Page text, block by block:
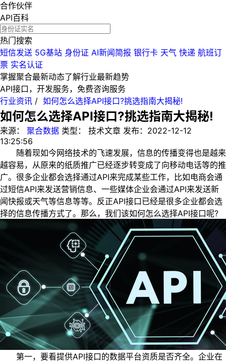
合作伙伴
API百科
热门搜索
短信发送 5G基站 身份证 AI新闻简报 银行卡 天气 快递 航班订
票 实名认证
掌握聚合最新动态了解行业最新趋势
API接口，开发服务，免费咨询服务
行业资讯 / 如何怎么选择API接口?挑选指南大揭秘!
如何怎么选择API接口?挑选指南大揭秘!
来源： 聚合数据 类型： 技术文章 发布： 2022-12-12
13:25:56
随着现如今网络技术的飞速发展，信息的传播变得也是越来
越容易，从原来的纸质推广已经逐步转变成了向移动电话等的推
广。很多企业都会选择通过API来完成某些工作，比如电商会通
过短信API来发送营销信息、一些媒体企业会通过API来发送新
闻快报或天气等信息等等。反正API接口已经是很多企业都会选
择的信息传播方式了。那么，我们该如何怎么选择API接口呢?
第一，要看提供API接口的数据平台资质是否齐全。企业在